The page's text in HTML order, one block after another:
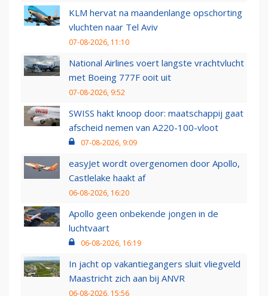
KLM hervat na maandenlange opschorting
vluchten naar Tel Aviv
07-08-2026, 11:10
National Airlines voert langste vrachtvlucht
met Boeing 777F ooit uit
07-08-2026, 9:52
SWISS hakt knoop door: maatschappij gaat
afscheid nemen van A220-100-vloot
07-08-2026, 9:09
easyJet wordt overgenomen door Apollo,
Castlelake haakt af
06-08-2026, 16:20
Apollo geen onbekende jongen in de
luchtvaart
06-08-2026, 16:19
In jacht op vakantiegangers sluit vliegveld
Maastricht zich aan bij ANVR
06-08-2026, 15:56